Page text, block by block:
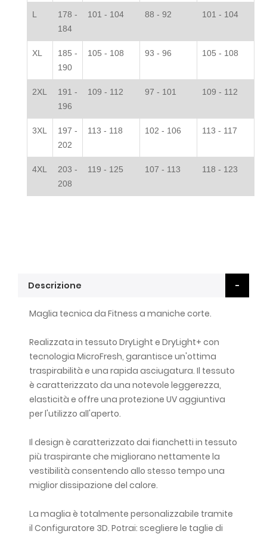
L
178 -
184
101 - 104 88 - 92 101 - 104
XL
185 -
190
105 - 108 93 - 96 105 - 108
2XL
191 -
196
109 - 112 97 - 101 109 - 112
3XL
197 -
202
113 - 118 102 - 106 113 - 117
4XL
203 -
208
119 - 125 107 - 113 118 - 123
Descrizione
Maglia tecnica da Fitness a maniche corte.
Realizzata in tessuto DryLight e DryLight+ con
tecnologia MicroFresh, garantisce un'ottima
traspirabilità e una rapida asciugatura. Il tessuto
è caratterizzato da una notevole leggerezza,
elasticità e offre una protezione UV aggiuntiva
per l'utilizzo all'aperto.
Il design è caratterizzato dai fianchetti in tessuto
più traspirante che migliorano nettamente la
vestibilità consentendo allo stesso tempo una
miglior dissipazione del calore.
La maglia è totalmente personalizzabile tramite
il Configuratore 3D. Potrai: scegliere le taglie di